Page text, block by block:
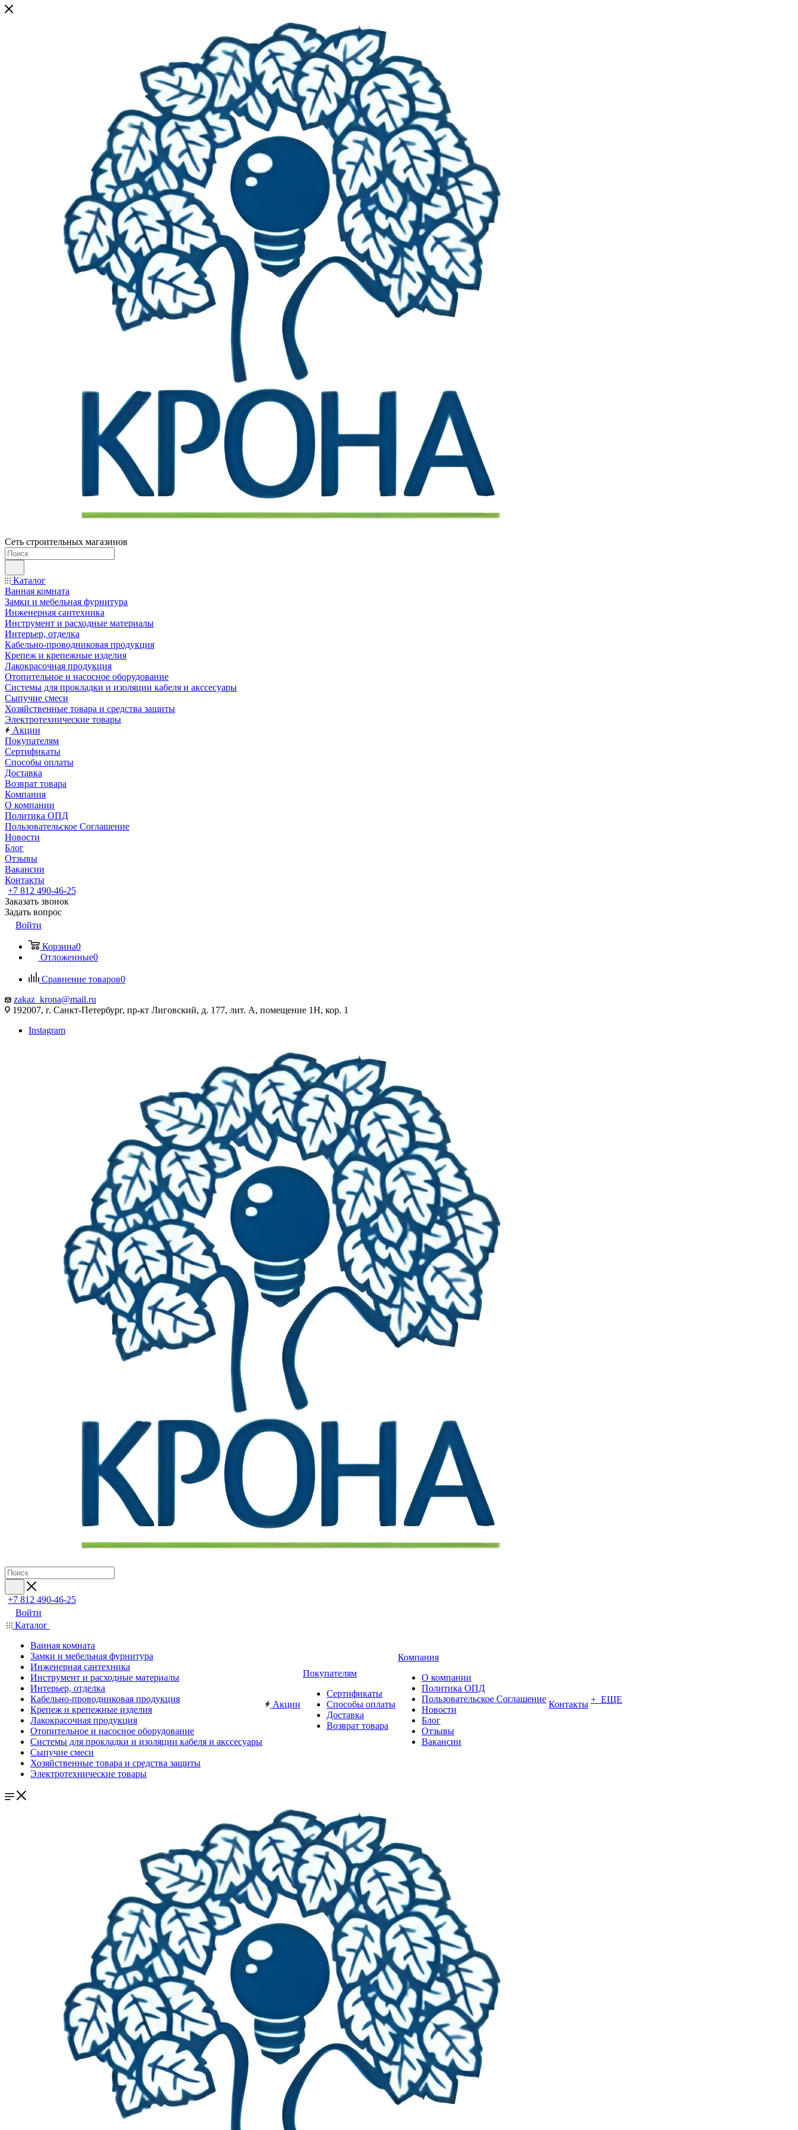
Сеть строительных магазинов
Каталог
Ванная комната
Замки и мебельная фурнитура
Инженерная сантехника
Инструмент и расходные материалы
Интерьер, отделка
Кабельно-проводниковая продукция
Крепеж и крепежные изделия
Лакокрасочная продукция
Отопительное и насосное оборудование
Системы для прокладки и изоляции кабеля и акссесуары
Сыпучие смеси
Хозяйственные товара и средства защиты
Электротехнические товары
Акции
Покупателям
Сертификаты
Способы оплаты
Доставка
Возврат товара
Компания
О компании
Политика ОПД
Пользовательское Соглашение
Новости
Блог
Отзывы
Вакансии
Контакты
+7 812 490-46-25
Заказать звонок
Задать вопрос
Войти
Корзина0
Отложенные0
Сравнение товаров0
zakaz_krona@mail.ru
192007, г. Санкт-Петербург, пр-кт Лиговский, д. 177, лит. А, помещение 1Н, кор. 1
Instagram
+7 812 490-46-25
Войти
Каталог
Ванная комната
Замки и мебельная фурнитура
Инженерная сантехника
Инструмент и расходные материалы
Интерьер, отделка
Кабельно-проводниковая продукция
Крепеж и крепежные изделия
Лакокрасочная продукция
Отопительное и насосное оборудование
Системы для прокладки и изоляции кабеля и акссесуары
Сыпучие смеси
Хозяйственные товара и средства защиты
Электротехнические товары
Акции
Покупателям
Сертификаты
Способы оплаты
Доставка
Возврат товара
Компания
О компании
Политика ОПД
Пользовательское Соглашение
Новости
Блог
Отзывы
Вакансии
Контакты + ЕЩЕ